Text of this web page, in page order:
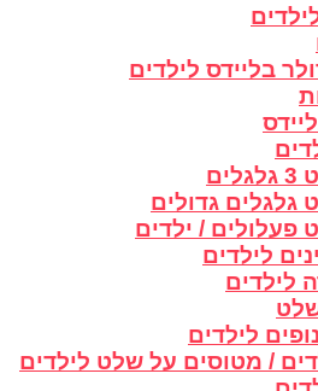
בליידס לילדים
גלגלים גדולים
פעלולים / ילדים
לילדים
לילדים
לילדים
/ מטוסים על שלט לילדים